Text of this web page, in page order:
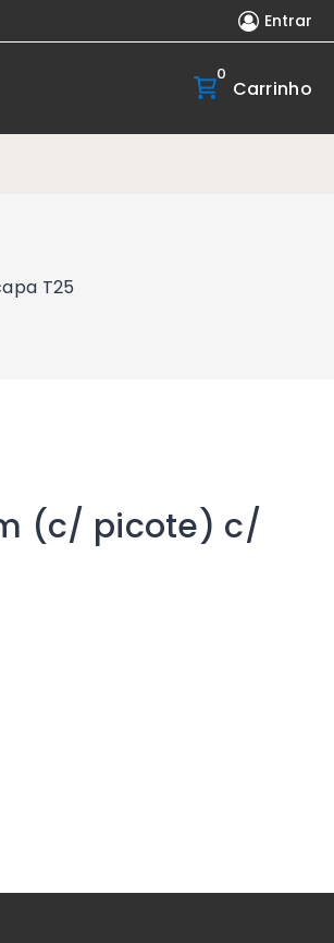
Entrar
0
Carrinho
T25
(c/ picote) c/